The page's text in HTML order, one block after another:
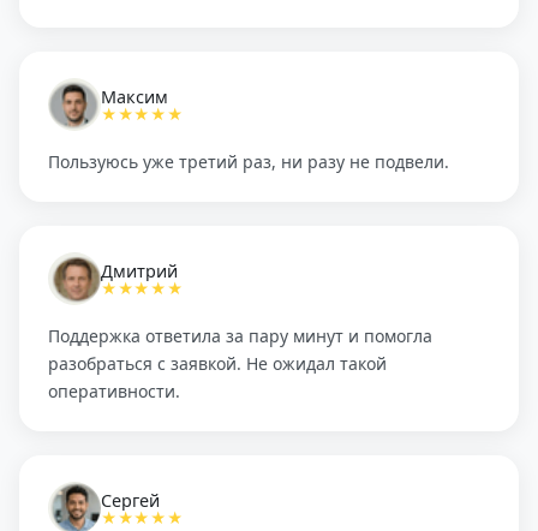
Максим
★★★★★
Пользуюсь уже третий раз, ни разу не подвели.
Дмитрий
★★★★★
Поддержка ответила за пару минут и помогла
разобраться с заявкой. Не ожидал такой
оперативности.
Сергей
★★★★★